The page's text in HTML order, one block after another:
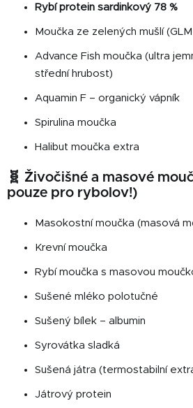
Rybí protein sardinkový 78 %
Moučka ze zelených mušlí
Advance Fish moučka (ultra
střední hrubost)
Aquamin F – organický vápník
Spirulina moučka
Halibut moučka extra
🧬 Živočišné a masové
pouze pro rybolov!)
Masokostní moučka (masová
Krevní moučka
Rybí moučka s masovou
Sušené mléko polotučné
Sušený bílek – albumin
Syrovátka sladká
Sušená játra (termostabilní
Játrový protein